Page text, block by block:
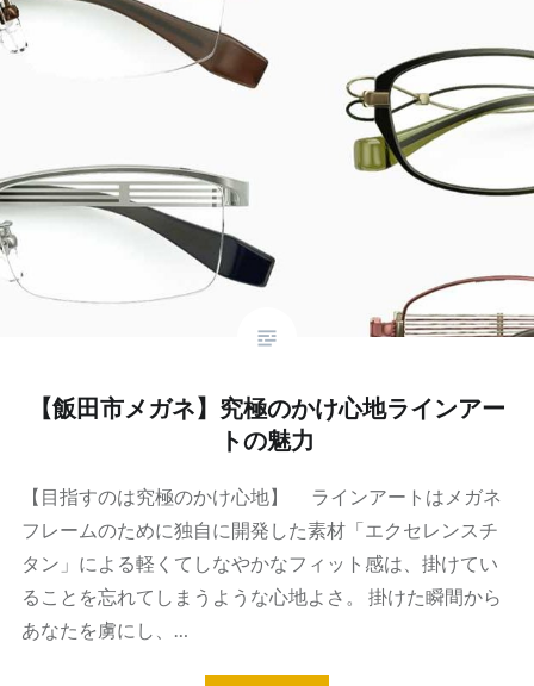
【飯田市メガネ】究極のかけ心地ラインアー
トの魅力
【目指すのは究極のかけ心地】 ラインアートはメガネ
フレームのために独自に開発した素材「エクセレンスチ
タン」による軽くてしなやかなフィット感は、掛けてい
ることを忘れてしまうような心地よさ。 掛けた瞬間から
あなたを虜にし、…